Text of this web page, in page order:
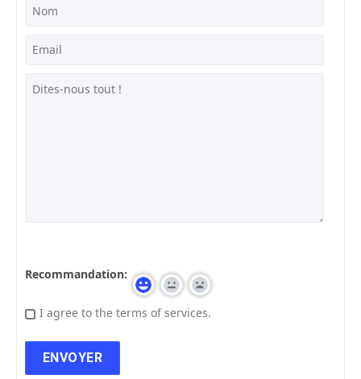
Recommandation:
I agree to the terms of services.